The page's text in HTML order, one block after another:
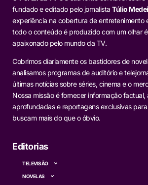
fundado e editado pelo jornalista Túlio
experiência na cobertura de entretenimento
todo o conteúdo é produzido com um olhar
apaixonado pelo mundo da TV.
Cobrimos diariamente os bastidores de
analisamos programas de auditório e
últimas notícias sobre séries, cinema e o
Nossa missão é fornecer informação factual,
aprofundadas e reportagens exclusivas
buscam mais do que o óbvio.
Editorias
TELEVISÃO
NOVELAS